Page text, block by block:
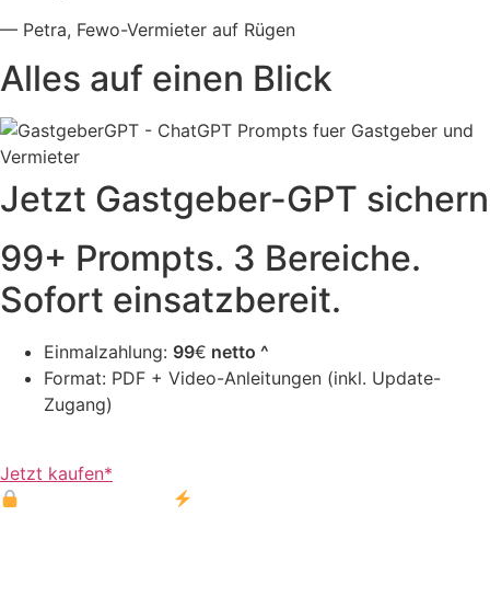
— Petra, Fewo-Vermieter auf Rügen
Alles auf einen Blick
Jetzt Gastgeber-GPT sichern
99+ Prompts. 3 Bereiche.
Sofort einsatzbereit.
Einmalzahlung: 99€ netto ^
Format: PDF + Video-Anleitungen (inkl. Update-
Zugang)
Jetzt kaufen*